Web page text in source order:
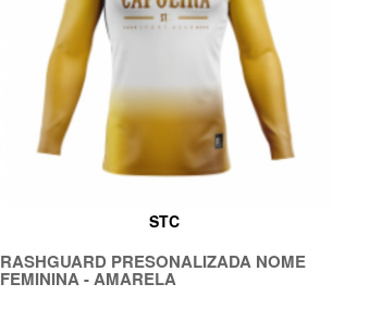
STC
RASHGUARD PRESONALIZADA NOME
FEMININA - AMARELA